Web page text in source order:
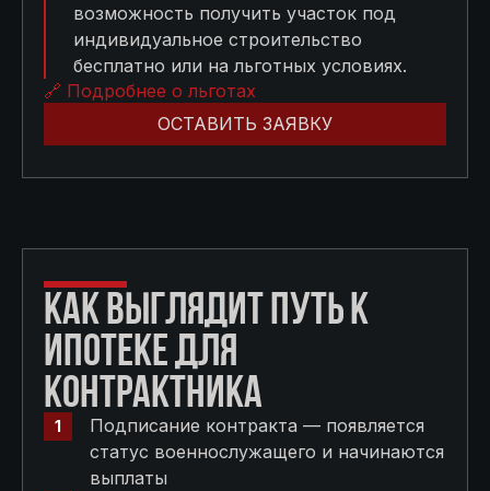
возможность получить участок под
индивидуальное строительство
бесплатно или на льготных условиях.
🔗 Подробнее о льготах
ОСТАВИТЬ ЗАЯВКУ
КАК ВЫГЛЯДИТ ПУТЬ К
ИПОТЕКЕ ДЛЯ
КОНТРАКТНИКА
Подписание контракта — появляется
статус военнослужащего и начинаются
выплаты